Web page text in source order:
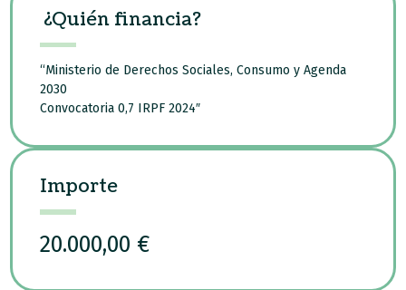
¿Quién financia?
“Ministerio de Derechos Sociales, Consumo y Agenda
2030
Convocatoria 0,7 IRPF 2024″
Importe
20.000,00 €